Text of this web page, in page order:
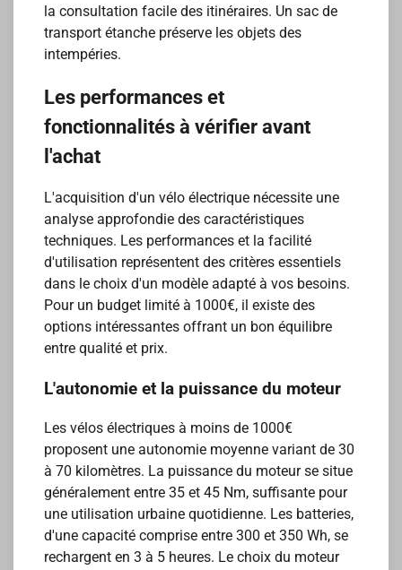
la consultation facile des itinéraires. Un sac de
transport étanche préserve les objets des
intempéries.
Les performances et
fonctionnalités à vérifier avant
l'achat
L'acquisition d'un vélo électrique nécessite une
analyse approfondie des caractéristiques
techniques. Les performances et la facilité
d'utilisation représentent des critères essentiels
dans le choix d'un modèle adapté à vos besoins.
Pour un budget limité à 1000€, il existe des
options intéressantes offrant un bon équilibre
entre qualité et prix.
L'autonomie et la puissance du moteur
Les vélos électriques à moins de 1000€
proposent une autonomie moyenne variant de 30
à 70 kilomètres. La puissance du moteur se situe
généralement entre 35 et 45 Nm, suffisante pour
une utilisation urbaine quotidienne. Les batteries,
d'une capacité comprise entre 300 et 350 Wh, se
rechargent en 3 à 5 heures. Le choix du moteur